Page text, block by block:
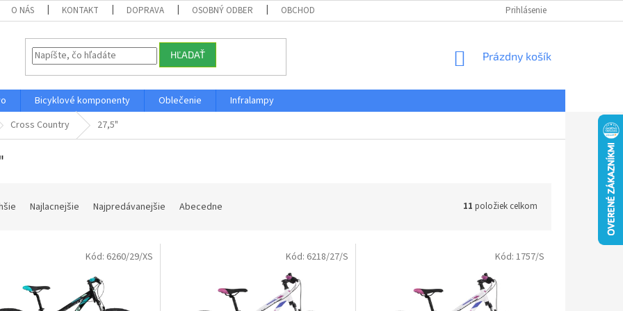
O NÁS KONTAKT DOPRAVA OSOBNÝ ODBER OBCHODNÉ PODMIENKY OCHRANA OSOBNÝCH ÚDAJOV REKLAMÁCIE
Prihlásenie
HĽADAŤ
NÁKUPNÝ
Prázdny košík
Bicyklové komponenty Oblečenie
Infralampy
Cross Country 27,5"
Najlacnejšie Najpredávanejšie Abecedne 11 položiek celkom
Kód: 6260/29/XS Kód: 6218/27/S Kód: 1757/S